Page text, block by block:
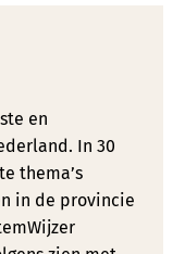
en
In 30
thema’s
in de provincie